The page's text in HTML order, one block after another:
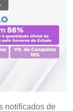
notificados de